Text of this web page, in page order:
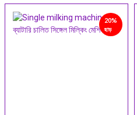
20%
ছাড়